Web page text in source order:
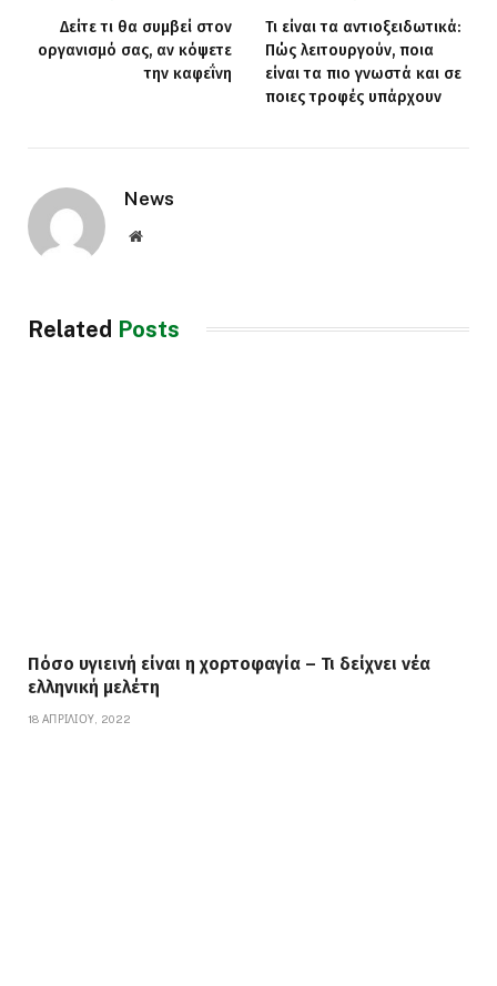
Δείτε τι θα συμβεί στον
οργανισμό σας, αν κόψετε
την καφεΐνη
Τι είναι τα αντιοξειδωτικά:
Πώς λειτουργούν, ποια
είναι τα πιο γνωστά και σε
ποιες τροφές υπάρχουν
News
Website
Related Posts
Πόσο υγιεινή είναι η χορτοφαγία – Τι δείχνει νέα
ελληνική μελέτη
18 ΑΠΡΙΛΊΟΥ, 2022